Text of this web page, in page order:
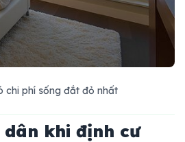
chi phí sống đắt đỏ nhất
khi định cư